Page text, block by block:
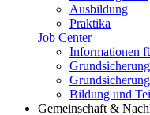
Ausbildung
Praktika
Job Center
Informationen
Bildung und
Gemeinschaft &